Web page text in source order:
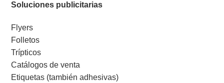
Soluciones publicitarias
Flyers
Folletos
Trípticos
Catálogos de venta
Etiquetas (también adhesivas)